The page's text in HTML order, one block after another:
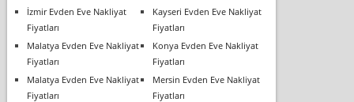
İzmir Evden Eve Nakliyat
Fiyatları
Kayseri Evden Eve Nakliyat
Fiyatları
Malatya Evden Eve Nakliyat
Fiyatları
Konya Evden Eve Nakliyat
Fiyatları
Malatya Evden Eve Nakliyat
Fiyatları
Mersin Evden Eve Nakliyat
Fiyatları